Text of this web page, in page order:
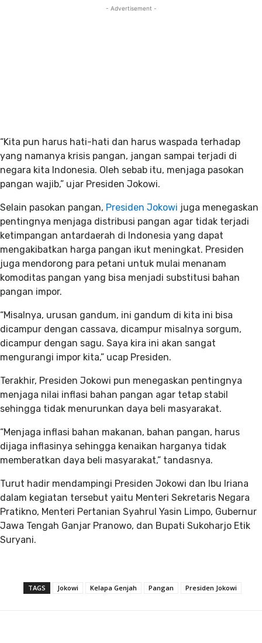
- Advertisement -
“Kita pun harus hati-hati dan harus waspada terhadap
yang namanya krisis pangan, jangan sampai terjadi di
negara kita Indonesia. Oleh sebab itu, menjaga pasokan
pangan wajib,” ujar Presiden Jokowi.
Selain pasokan pangan, Presiden Jokowi juga menegaskan
pentingnya menjaga distribusi pangan agar tidak terjadi
ketimpangan antardaerah di Indonesia yang dapat
mengakibatkan harga pangan ikut meningkat. Presiden
juga mendorong para petani untuk mulai menanam
komoditas pangan yang bisa menjadi substitusi bahan
pangan impor.
“Misalnya, urusan gandum, ini gandum di kita ini bisa
dicampur dengan cassava, dicampur misalnya sorgum,
dicampur dengan sagu. Saya kira ini akan sangat
mengurangi impor kita,” ucap Presiden.
Terakhir, Presiden Jokowi pun menegaskan pentingnya
menjaga nilai inflasi bahan pangan agar tetap stabil
sehingga tidak menurunkan daya beli masyarakat.
“Menjaga inflasi bahan makanan, bahan pangan, harus
dijaga inflasinya sehingga kenaikan harganya tidak
memberatkan daya beli masyarakat,” tandasnya.
Turut hadir mendampingi Presiden Jokowi dan Ibu Iriana
dalam kegiatan tersebut yaitu Menteri Sekretaris Negara
Pratikno, Menteri Pertanian Syahrul Yasin Limpo, Gubernur
Jawa Tengah Ganjar Pranowo, dan Bupati Sukoharjo Etik
Suryani.
TAGS Jokowi Kelapa Genjah Pangan Presiden Jokowi